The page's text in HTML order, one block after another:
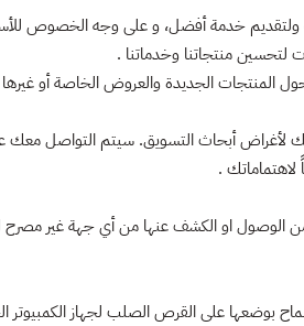
خدمة أفضل، و على وجه الخصوص
منتجاتنا وخدماتنا .
حول المنتجات الجديدة والعروض الخاصة أو
أبحاث التسويق. سيتم التواصل معك عن
.
او الكشف عنها من أي جهة غير مصرح لها
بوضعها على القرص الصلب لجهاز الكمبيوتر